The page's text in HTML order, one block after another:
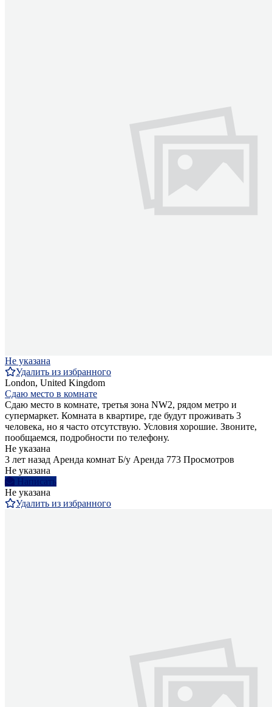
Не указана
Удалить из избранного
London, United Kingdom
Сдаю место в комнате
Сдаю место в комнате, третья зона NW2, рядом метро и
супермаркет. Комната в квартире, где будут проживать 3
человека, но я часто отсутствую. Условия хорошие. Звоните,
пообщаемся, подробности по телефону.
Не указана
3 лет назад Аренда комнат Б/у Аренда 773 Просмотров
Не указана
Написать
Не указана
Удалить из избранного